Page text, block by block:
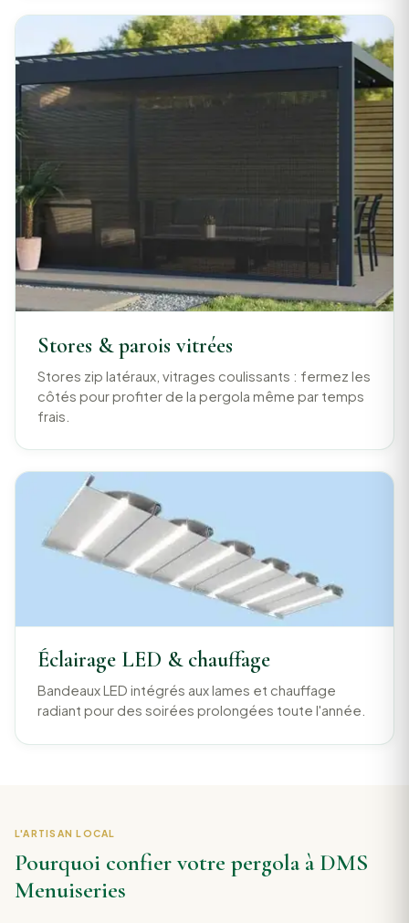
Stores & parois vitrées
Stores zip latéraux, vitrages coulissants : fermez les
côtés pour profiter de la pergola même par temps
frais.
Éclairage LED & chauffage
Bandeaux LED intégrés aux lames et chauffage
radiant pour des soirées prolongées toute l'année.
L'ARTISAN LOCAL
Pourquoi confier votre pergola à DMS
Menuiseries